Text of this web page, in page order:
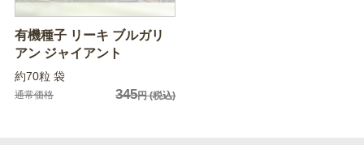
有機種子 リーキ ブルガリ
アン ジャイアント
約70粒 袋
通常価格 345円(税込)